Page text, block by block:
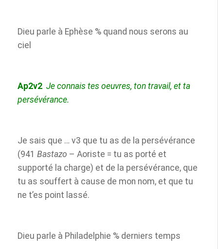
Dieu parle à Ephèse % quand nous serons au
ciel
Ap2v2 Je connais tes oeuvres, ton travail, et ta
persévérance.
Je sais que … v3 que tu as de la persévérance
(941 Bastazo – Aoriste = tu as porté et
supporté la charge) et de la persévérance, que
tu as souffert à cause de mon nom, et que tu
ne t’es point lassé.
Dieu parle à Philadelphie % derniers temps